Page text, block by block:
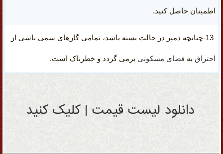
اطمینان حاصل کنید.
دمپر در حالت بسته باشد، تمامی گازهای سمی ناشی از
احتراق به فضای مسکونی برمی گردد و خطرناک است.
دانلود لیست قیمت | کلیک کنید